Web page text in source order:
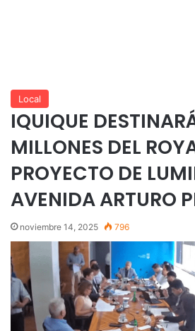
Local
IQUIQUE
MILLONES DEL
PROYECTO DE
AVENIDA ARTURO
noviembre 14, 2025 796